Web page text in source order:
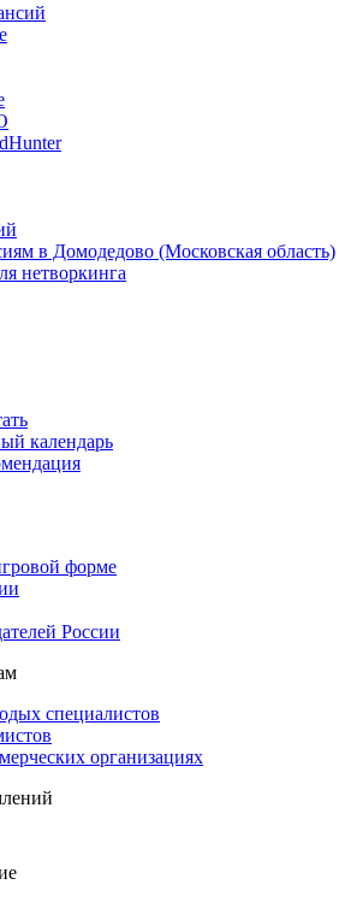
в Домодедово (Московская область)
нетворкинга
календарь
форме
России
специалистов
организациях